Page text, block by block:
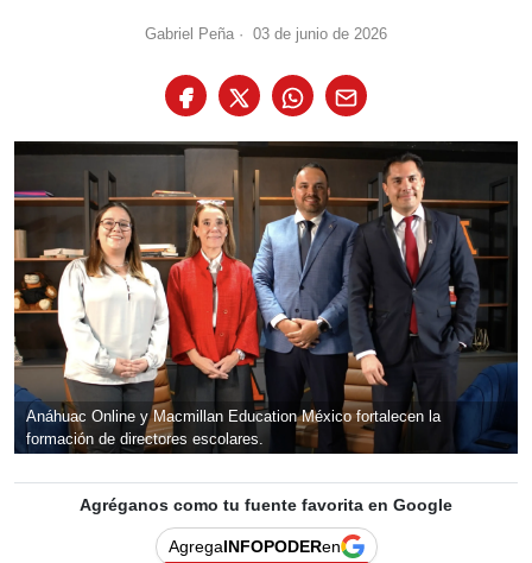
Gabriel Peña · 03 de junio de 2026
Anáhuac Online y Macmillan Education México fortalecen la
formación de directores escolares.
Agréganos como tu fuente favorita en Google
AgregaINFOPODERen